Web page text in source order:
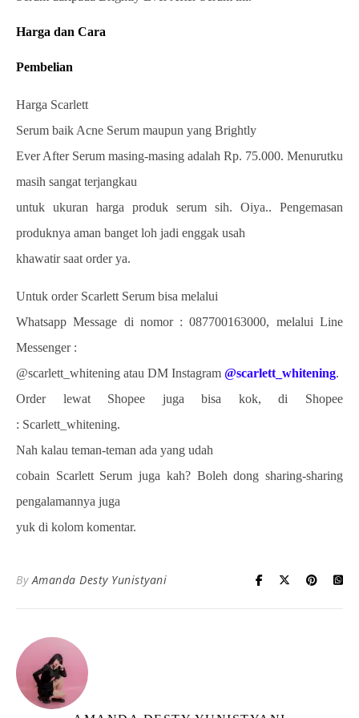
Harga dan Cara
Pembelian
Harga Scarlett
Serum baik Acne Serum maupun yang Brightly
Ever After Serum masing-masing adalah Rp. 75.000. Menurutku
masih sangat terjangkau
untuk ukuran harga produk serum sih. Oiya.. Pengemasan
produknya aman banget loh jadi enggak usah
khawatir saat order ya.
Untuk order Scarlett Serum bisa melalui
Whatsapp Message di nomor : 087700163000, melalui Line
Messenger :
@scarlett_whitening atau DM Instagram @scarlett_whitening.
Order lewat Shopee juga bisa kok, di Shopee
: Scarlett_whitening.
Nah kalau teman-teman ada yang udah
cobain Scarlett Serum juga kah? Boleh dong sharing-sharing
pengalamannya juga
yuk di kolom komentar.
ByAmanda Desty Yunistyani